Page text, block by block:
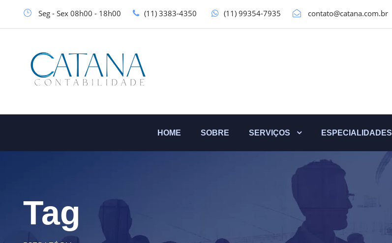
Seg - Sex 08h00 - 18h00 (11) 3383-4350 (11) 99354-7935 contato@catana.com.br
HOME SOBRE SERVIÇOS ESPECIALIDADES
Tag